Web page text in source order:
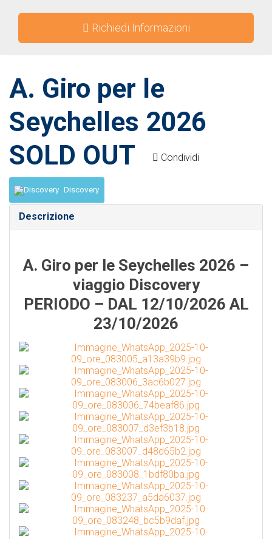
Richiedi Informazioni
A. Giro per le
Seychelles 2026
SOLD OUT
Condividi
Discovery
Descrizione
A. Giro per le Seychelles 2026 –
viaggio Discovery
PERIODO – DAL 12/10/2026 AL
23/10/2026